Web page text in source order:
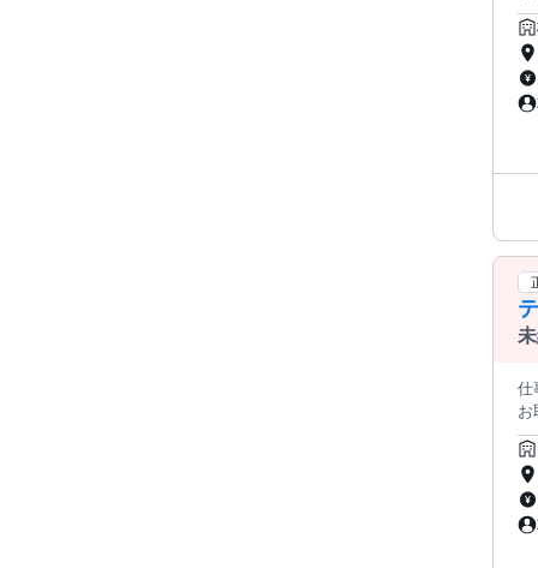
す
う方
企
テ
す
仕事内容 ◎募
お
ム
ステ
ません。 「普段からアプリ
れ
しやすい仕事